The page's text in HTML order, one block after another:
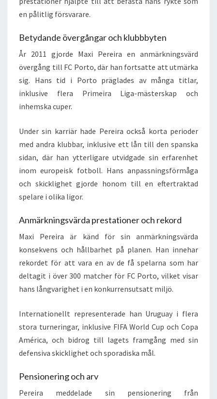
en pålitlig försvarare.
Betydande övergångar och klubbbyten
År 2011 gjorde Maxi Pereira en anmärkningsvärd
övergång till FC Porto, där han fortsatte att utmärka
sig. Hans tid i Porto präglades av många titlar,
inklusive flera Primeira Liga-mästerskap och
inhemska cuper.
Under sin karriär hade Pereira också korta perioder
med andra klubbar, inklusive ett lån till den spanska
sidan, där han ytterligare utvidgade sin erfarenhet
inom europeisk fotboll. Hans anpassningsförmåga
och skicklighet gjorde honom till en eftertraktad
spelare i olika ligor.
Anmärkningsvärda prestationer och rekord
Maxi Pereira är känd för sin anmärkningsvärda
konsekvens och hållbarhet på planen. Han innehar
rekordet för att vara en av de få spelarna som har
deltagit i över 300 matcher för FC Porto, vilket visar
hans långvarighet i en konkurrensutsatt miljö.
Internationellt representerade han Uruguay i flera
stora turneringar, inklusive FIFA World Cup och Copa
América, och bidrog till lagets framgång med sin
defensiva skicklighet och sporadiska mål.
Pensionering och arv
Pereira meddelade sin pensionering från